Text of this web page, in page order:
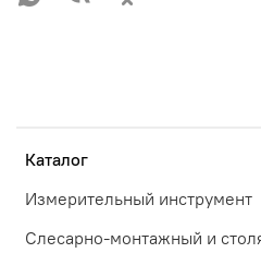
Каталог
Измерительный инструмент
Слесарно-монтажный и